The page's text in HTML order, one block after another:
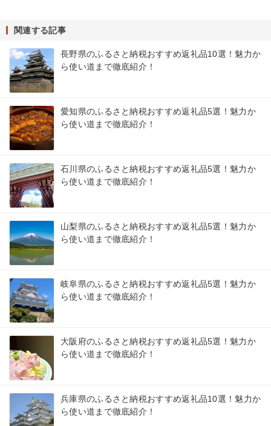
関連する記事
長野県のふるさと納税おすすめ返礼品10選！魅力か
ら使い道まで徹底紹介！
愛知県のふるさと納税おすすめ返礼品5選！魅力か
ら使い道まで徹底紹介！
石川県のふるさと納税おすすめ返礼品5選！魅力か
ら使い道まで徹底紹介！
山梨県のふるさと納税おすすめ返礼品5選！魅力か
ら使い道まで徹底紹介！
岐阜県のふるさと納税おすすめ返礼品5選！魅力か
ら使い道まで徹底紹介！
大阪府のふるさと納税おすすめ返礼品5選！魅力か
ら使い道まで徹底紹介！
兵庫県のふるさと納税おすすめ返礼品10選！魅力か
ら使い道まで徹底紹介！